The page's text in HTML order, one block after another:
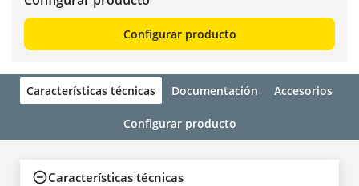
Configurar producto
Características técnicas Documentación Accesorios
Configurar producto
Características técnicas